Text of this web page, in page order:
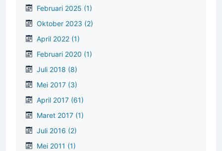
Februari 2025 (1)
Oktober 2023 (2)
April 2022 (1)
Februari 2020 (1)
Juli 2018 (8)
Mei 2017 (3)
April 2017 (61)
Maret 2017 (1)
Juli 2016 (2)
Mei 2011 (1)